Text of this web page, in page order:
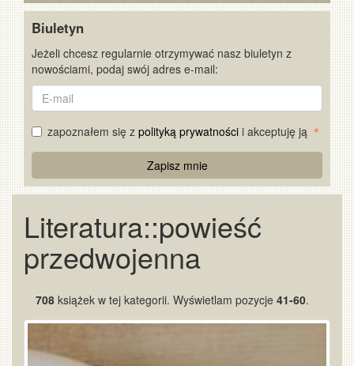
Biuletyn
Jeżeli chcesz regularnie otrzymywać nasz biuletyn z
nowościami, podaj swój adres e-mail:
E-
mail
zapoznałem się z polityką prywatności i akceptuję ją
Captcha
Zapisz mnie
Literatura::powieść
przedwojenna
708 książek w tej kategorii. Wyświetlam pozycje 41-60.